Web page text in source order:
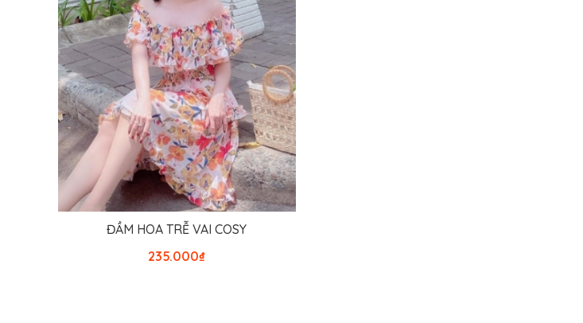
THÊM VÀO GIỎ HÀNG
ĐẦM HOA TRỄ VAI COSY
₫
235.000